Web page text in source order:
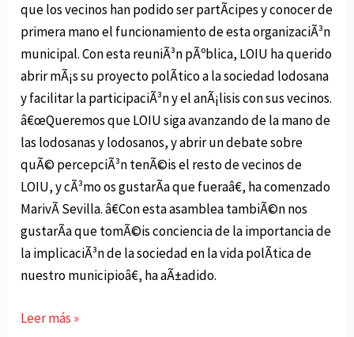
que los vecinos han podido ser partÃ­cipes y conocer de
primera mano el funcionamiento de esta organizaciÃ³n
municipal. Con esta reuniÃ³n pÃºblica, LOIU ha querido
abrir mÃ¡s su proyecto polÃ­tico a la sociedad lodosana
y facilitar la participaciÃ³n y el anÃ¡lisis con sus vecinos.
â€œQueremos que LOIU siga avanzando de la mano de
las lodosanas y lodosanos, y abrir un debate sobre
quÃ© percepciÃ³n tenÃ©is el resto de vecinos de
LOIU, y cÃ³mo os gustarÃ­a que fueraâ€, ha comenzado
MarivÃ­ Sevilla. â€Con esta asamblea tambiÃ©n nos
gustarÃ­a que tomÃ©is conciencia de la importancia de
la implicaciÃ³n de la sociedad en la vida polÃ­tica de
nuestro municipioâ€, ha aÃ±adido.
LOIU
Leer más »